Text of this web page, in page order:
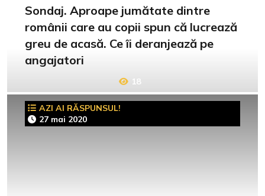
Sondaj. Aproape jumătate dintre
românii care au copii spun că lucrează
greu de acasă. Ce îi deranjează pe
angajatori
18
AZI AI RĂSPUNSUL!
27 mai 2020